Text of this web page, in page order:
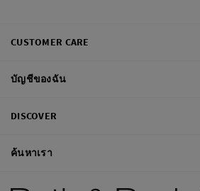
CUSTOMER CARE
บัญชีของฉัน
DISCOVER
ค้นหาเรา